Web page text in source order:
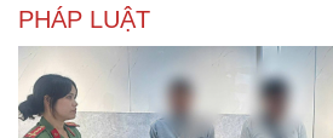
PHÁP LUẬT